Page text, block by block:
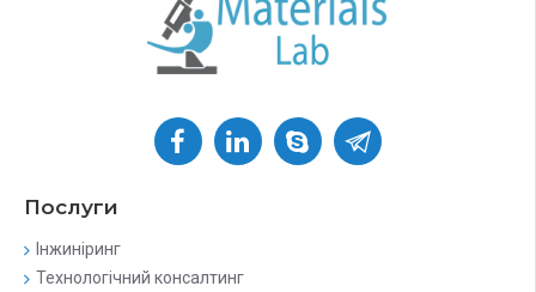
Послуги
Інжиніринг
Технологічний консалтинг